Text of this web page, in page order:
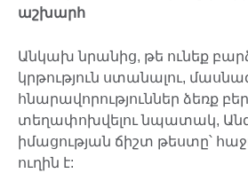
աշխարհ
Անկախ նրանից, թե ունեք
կրթություն ստանալու,
հնարավորություններ ձեռք
տեղափոխվելու նպատակ,
իմացության ճիշտ թեստը՝
ուղին է: